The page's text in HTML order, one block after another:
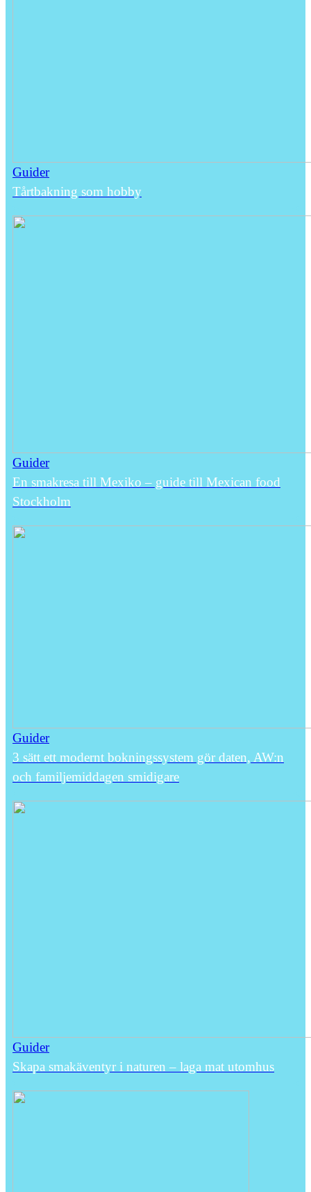
Guider
Tårtbakning som hobby
Guider
En smakresa till Mexiko – guide till Mexican food
Stockholm
Guider
3 sätt ett modernt bokningssystem gör daten, AW:n
och familjemiddagen smidigare
Guider
Skapa smakäventyr i naturen – laga mat utomhus